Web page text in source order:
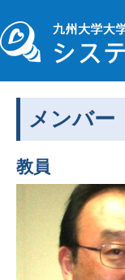
メンバー
教員